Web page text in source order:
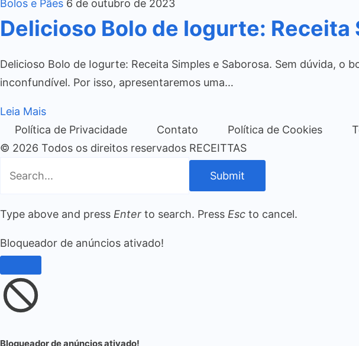
Bolos e Pães 6 de outubro de 2023
Delicioso Bolo de Iogurte: Receita
Delicioso Bolo de Iogurte: Receita Simples e Saborosa. Sem dúvida, o
inconfundível. Por isso, apresentaremos uma…
Leia Mais
Política de Privacidade
Contato Política de Cookies
© 2026 Todos os direitos reservados RECEITTAS
Submit
Type above and press Enter to search. Press Esc to cancel.
Bloqueador de anúncios ativado!
Bloqueador de anúncios ativado!